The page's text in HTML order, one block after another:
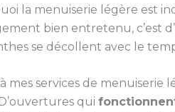
la menuiserie légère est
bien entretenu, c’est
se décollent avec le
mes services de
D’ouvertures qui